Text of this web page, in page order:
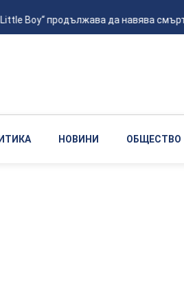
Boy“ продължава да навява смърт
НОВИНИ ОБЩЕСТВО